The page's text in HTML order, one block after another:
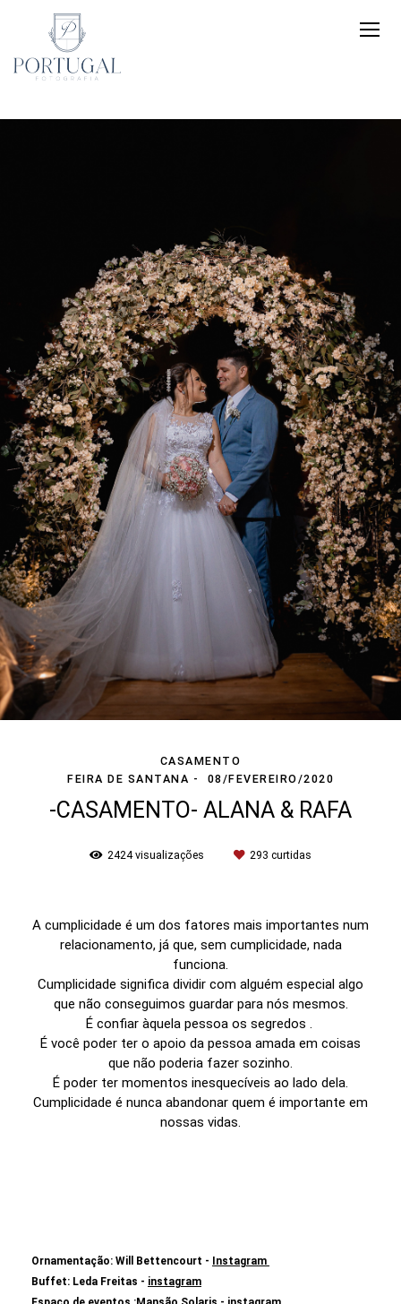
CASAMENTO
FEIRA DE SANTANA
08/FEVEREIRO/2020
-CASAMENTO- ALANA & RAFA
2424visualizações 293 curtidas
A cumplicidade é um dos fatores mais importantes num
relacionamento, já que, sem cumplicidade, nada
funciona.
Cumplicidade significa dividir com alguém especial algo
que não conseguimos guardar para nós mesmos.
É confiar àquela pessoa os segredos .
É você poder ter o apoio da pessoa amada em coisas
que não poderia fazer sozinho.
É poder ter momentos inesquecíveis ao lado dela.
Cumplicidade é nunca abandonar quem é importante em
nossas vidas.
Ornamentação: Will Bettencourt -
Instagram
Buffet: Leda Freitas - instagram